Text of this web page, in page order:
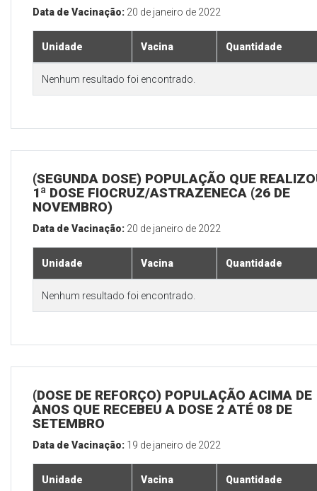
Data de Vacinação: 20 de janeiro de 2022
Unidade Vacina Quantidade
Nenhum resultado foi encontrado.
(SEGUNDA DOSE) POPULAÇÃO QUE
1ª DOSE FIOCRUZ/ASTRAZENECA (26 DE
NOVEMBRO)
Data de Vacinação: 20 de janeiro de 2022
Unidade Vacina Quantidade
Nenhum resultado foi encontrado.
(DOSE DE REFORÇO) POPULAÇÃO ACIMA DE
ANOS QUE RECEBEU A DOSE 2 ATÉ 08 DE
SETEMBRO
Data de Vacinação: 19 de janeiro de 2022
Unidade Vacina Quantidade